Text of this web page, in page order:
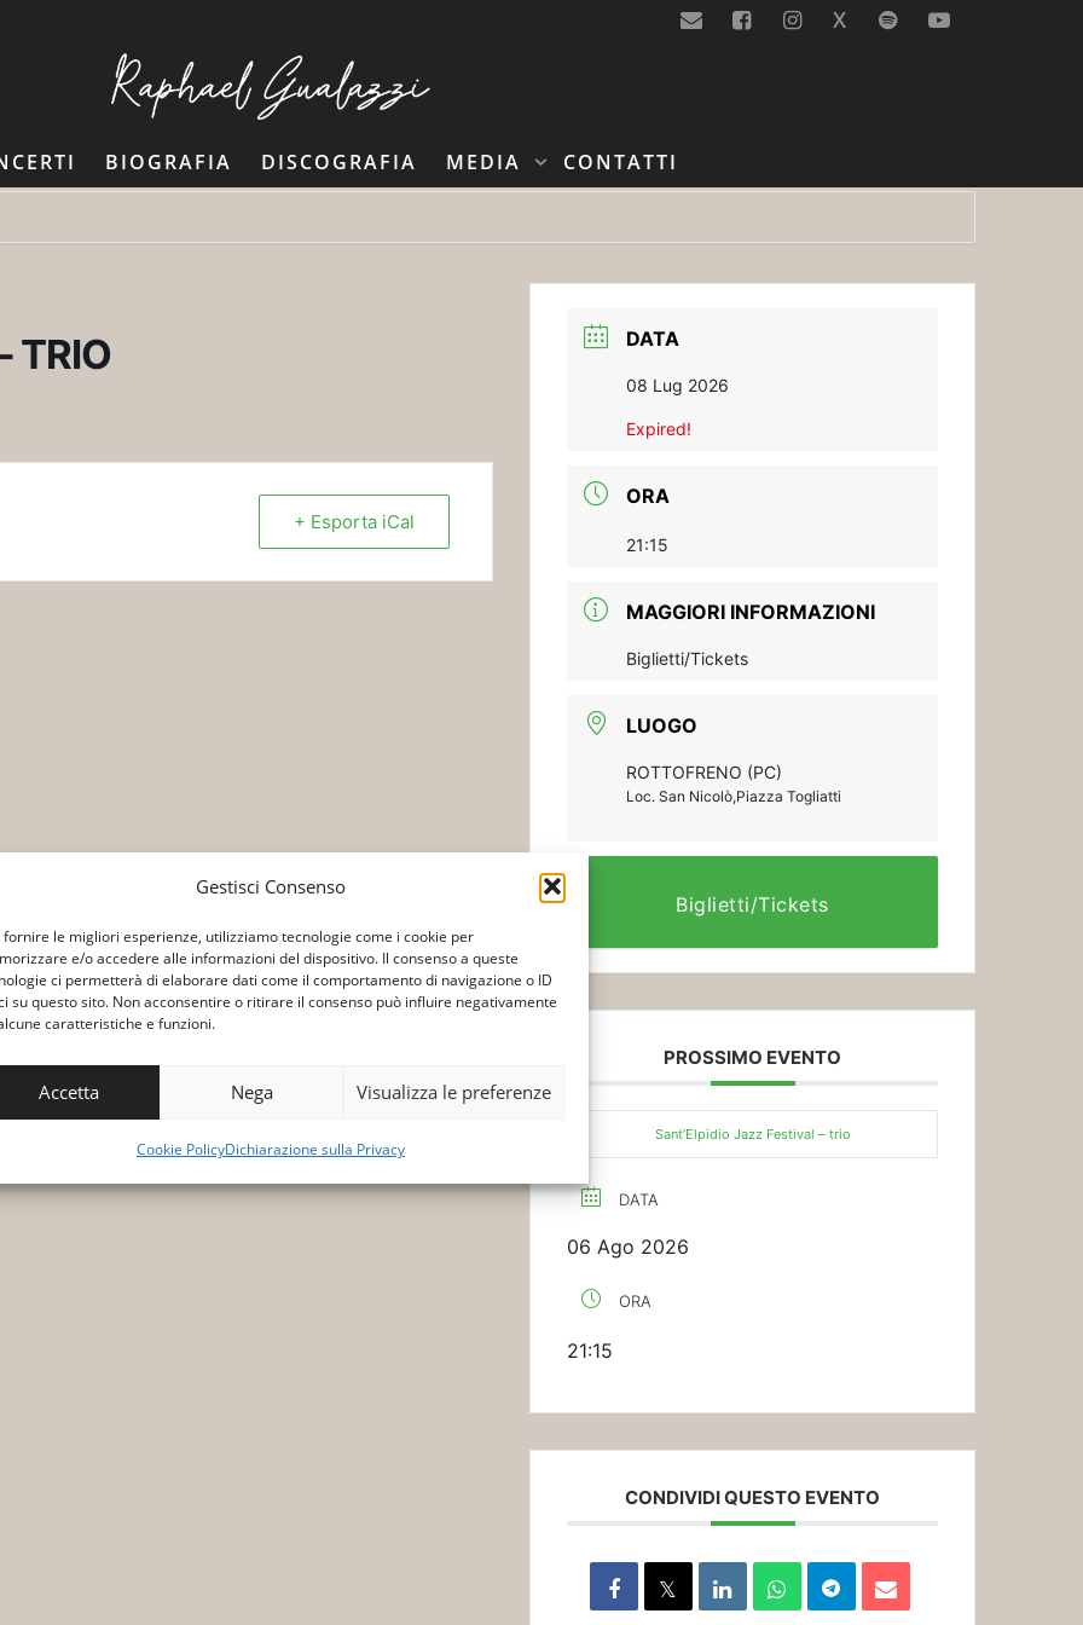
Gestisci Consenso
fornire le migliori esperienze, utilizziamo tecnologie come i cookie per
e/o accedere alle informazioni del dispositivo. Il consenso a queste
ci permetterà di elaborare dati come il comportamento di navigazione o ID
su questo sito. Non acconsentire o ritirare il consenso può influire negativamente
caratteristiche e funzioni.
Accetta Nega Visualizza le preferenze
Cookie PolicyDichiarazione sulla Privacy
X
BIOGRAFIA DISCOGRAFIA MEDIA CONTATTI
TRIO
+ Esporta iCal
DATA
08 Lug 2026
Expired!
ORA
21:15
MAGGIORI INFORMAZIONI
Biglietti/Tickets
LUOGO
ROTTOFRENO (PC)
Loc. San Nicolò,Piazza Togliatti
Biglietti/Tickets
PROSSIMO EVENTO
Sant’Elpidio Jazz Festival – trio
DATA
06 Ago 2026
ORA
21:15
CONDIVIDI QUESTO EVENTO